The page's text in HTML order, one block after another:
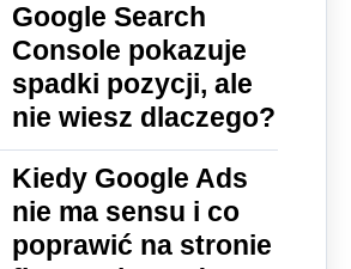
Google Search
Console pokazuje
spadki pozycji, ale
nie wiesz dlaczego?
Kiedy Google Ads
nie ma sensu i co
poprawić na stronie